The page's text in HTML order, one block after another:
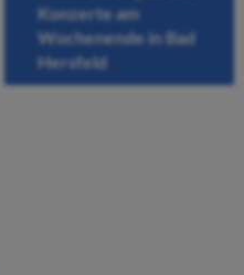
Konzerte am
Wochenende in Bad
Hersfeld